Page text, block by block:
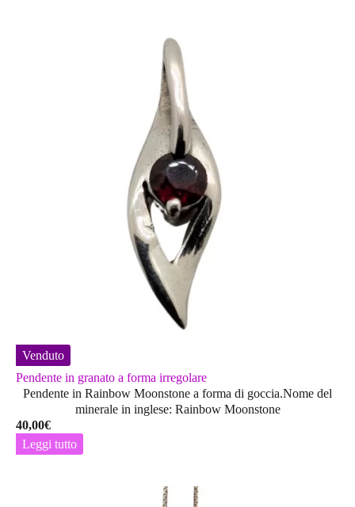
Venduto
Pendente in granato a forma irregolare
Pendente in Rainbow Moonstone a forma di goccia.Nome del
minerale in inglese: Rainbow Moonstone
40,00€
Leggi tutto